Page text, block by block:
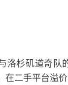
洛杉矶道奇队
在二手平台溢价